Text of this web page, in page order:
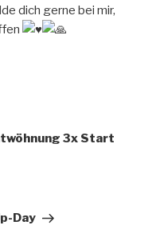
dich gerne bei mir,
3x Start
Day